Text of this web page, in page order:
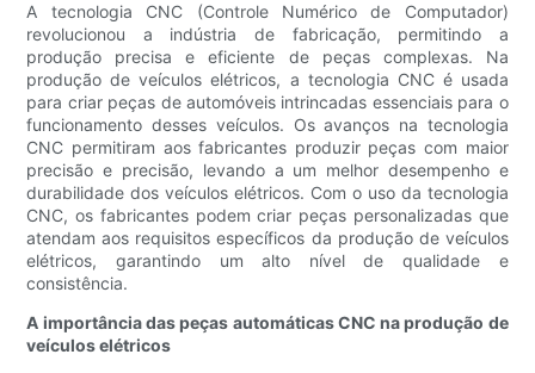
A tecnologia CNC (Controle Numérico de Computador)
revolucionou a indústria de fabricação, permitindo a
produção precisa e eficiente de peças complexas. Na
produção de veículos elétricos, a tecnologia CNC é usada
para criar peças de automóveis intrincadas essenciais para o
funcionamento desses veículos. Os avanços na tecnologia
CNC permitiram aos fabricantes produzir peças com maior
precisão e precisão, levando a um melhor desempenho e
durabilidade dos veículos elétricos. Com o uso da tecnologia
CNC, os fabricantes podem criar peças personalizadas que
atendam aos requisitos específicos da produção de veículos
elétricos, garantindo um alto nível de qualidade e
consistência.
A importância das peças automáticas CNC na produção de
veículos elétricos